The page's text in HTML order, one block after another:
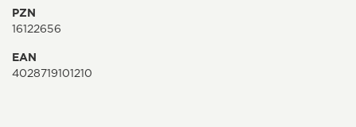
PZN
16122656
EAN
4028719101210